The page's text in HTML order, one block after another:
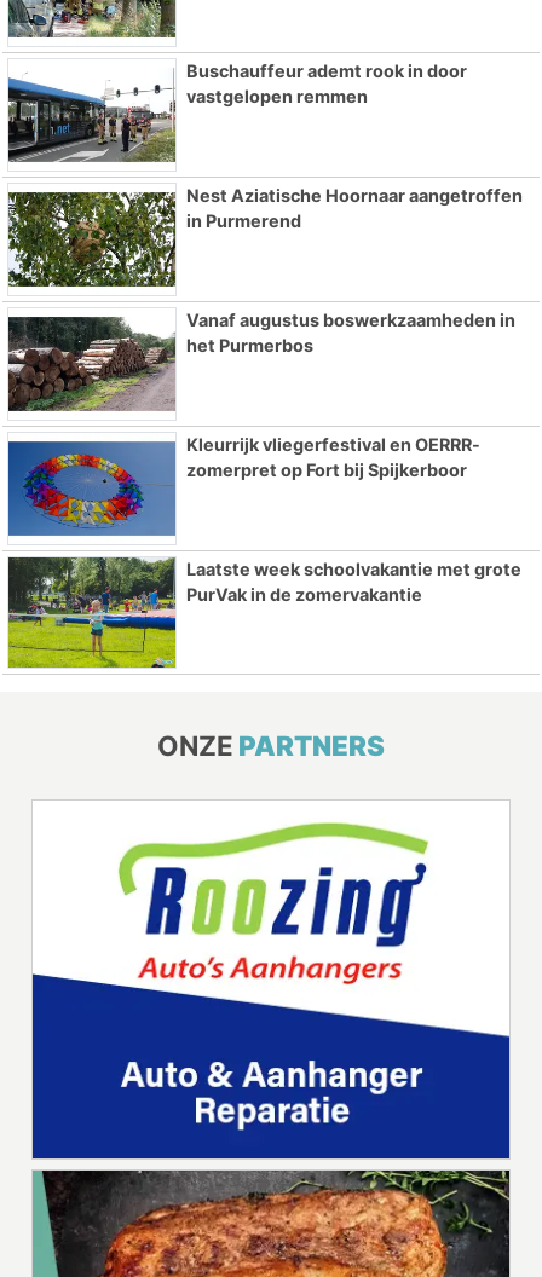
Buschauffeur ademt rook in door
vastgelopen remmen
Nest Aziatische Hoornaar aangetroffen
in Purmerend
Vanaf augustus boswerkzaamheden in
het Purmerbos
Kleurrijk vliegerfestival en OERRR-
zomerpret op Fort bij Spijkerboor
Laatste week schoolvakantie met grote
PurVak in de zomervakantie
ONZE PARTNERS